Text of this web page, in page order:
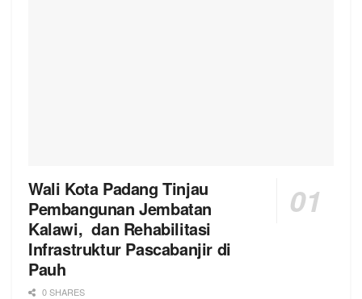
Wali Kota Padang Tinjau
Pembangunan Jembatan
Kalawi, dan Rehabilitasi
Infrastruktur Pascabanjir di
Pauh
0 SHARES